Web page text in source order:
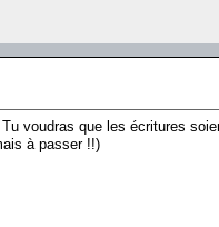
voudras que les écritures
à passer !!)